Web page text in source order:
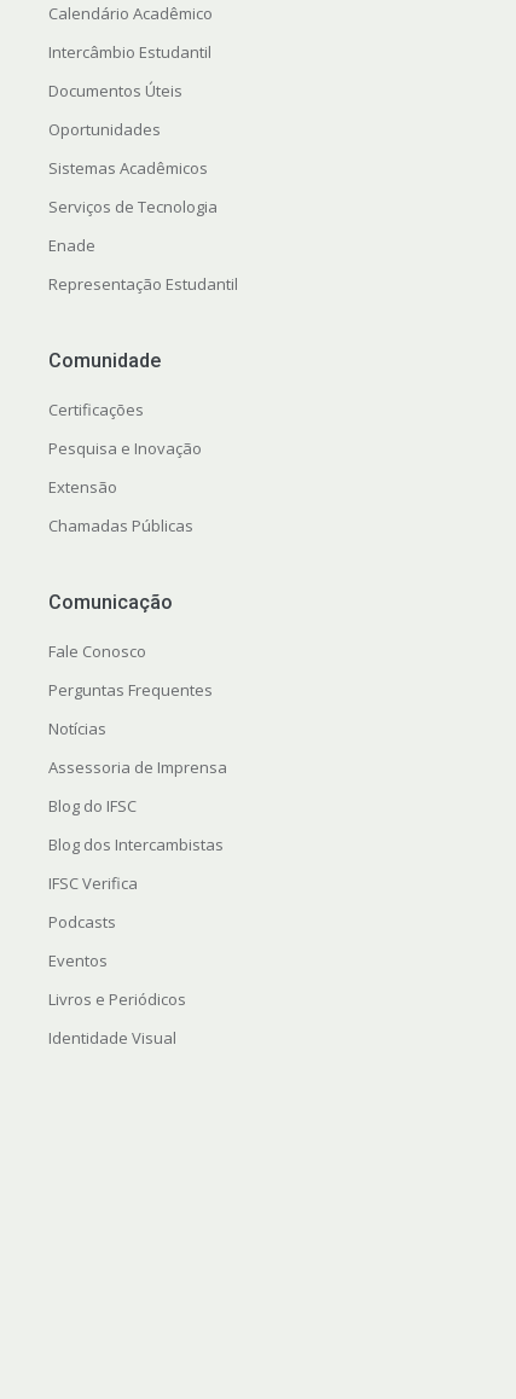
Calendário Acadêmico
Intercâmbio Estudantil
Documentos Úteis
Oportunidades
Sistemas Acadêmicos
Serviços de Tecnologia
Enade
Representação Estudantil
Comunidade
Certificações
Pesquisa e Inovação
Extensão
Chamadas Públicas
Comunicação
Fale Conosco
Perguntas Frequentes
Notícias
Assessoria de Imprensa
Blog do IFSC
Blog dos Intercambistas
IFSC Verifica
Podcasts
Eventos
Livros e Periódicos
Identidade Visual